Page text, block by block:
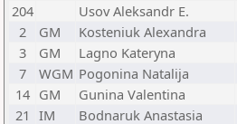
204
Usov Aleksandr E.
2
GM Kosteniuk Alexandra
3
GM Lagno Kateryna
7
WGM Pogonina Natalija
14 GM Gunina Valentina
21 IM Bodnaruk Anastasia